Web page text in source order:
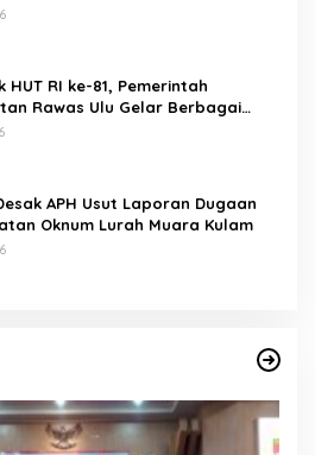
Maut antara Bus ALS dan
HUT RI ke-81, Pemerintah
Rawas Ulu Gelar Berbagai
Dugaan
Oknum Lurah Muara Kulam